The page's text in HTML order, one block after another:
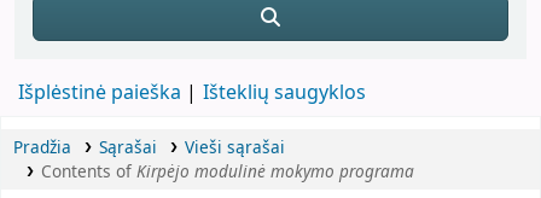
Išplėstinė paieška Išteklių saugyklos
Pradžia Sąrašai
Vieši sąrašai
Contents of Kirpėjo modulinė mokymo programa